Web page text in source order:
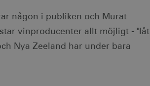
någon i publiken och Murat
vinproducenter allt möjligt - "låt
Nya Zeeland har under bara
för